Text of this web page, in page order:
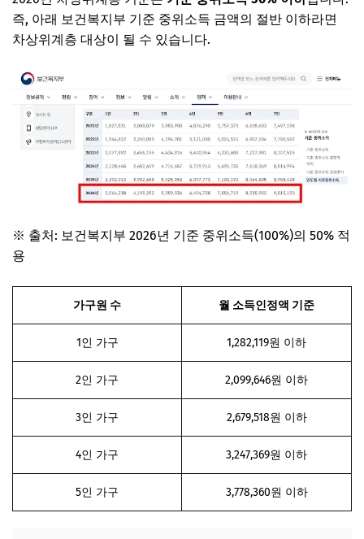
즉, 아래 보건복지부 기준 중위소득 금액의 절반 이하라면
차상위계층 대상이 될 수 있습니다.
※ 출처: 보건복지부 2026년 기준 중위소득(100%)의 50% 적
용
가구원 수 월 소득인정액 기준
1인 가구 1,282,119원 이하
2인 가구 2,099,646원 이하
3인 가구 2,679,518원 이하
4인 가구 3,247,369원 이하
5인 가구 3,778,360원 이하